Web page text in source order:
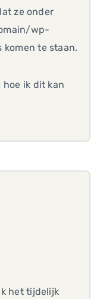
ze onder
wp-
te staan.
hoe ik dit kan
het tijdelijk